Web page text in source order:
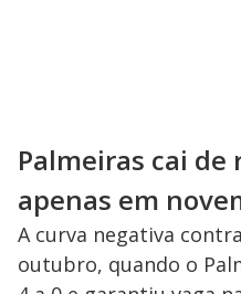
Palmeiras cai
apenas em
A curva negativa
outubro, quando o